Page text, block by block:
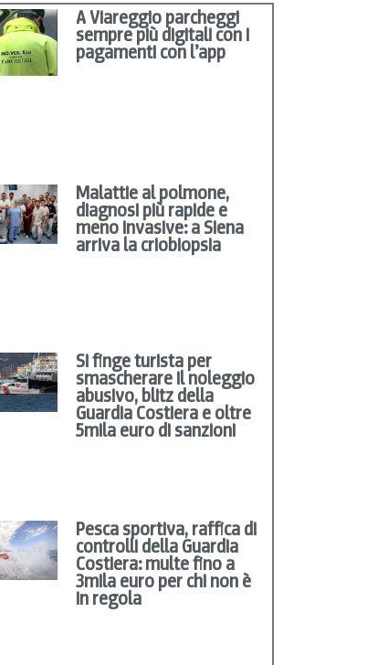
A Viareggio parcheggi
sempre più digitali con i
pagamenti con l’app
Malattie al polmone,
diagnosi più rapide e
meno invasive: a Siena
arriva la criobiopsia
Si finge turista per
smascherare il noleggio
abusivo, blitz della
Guardia Costiera e oltre
5mila euro di sanzioni
Pesca sportiva, raffica di
controlli della Guardia
Costiera: multe fino a
3mila euro per chi non è
in regola